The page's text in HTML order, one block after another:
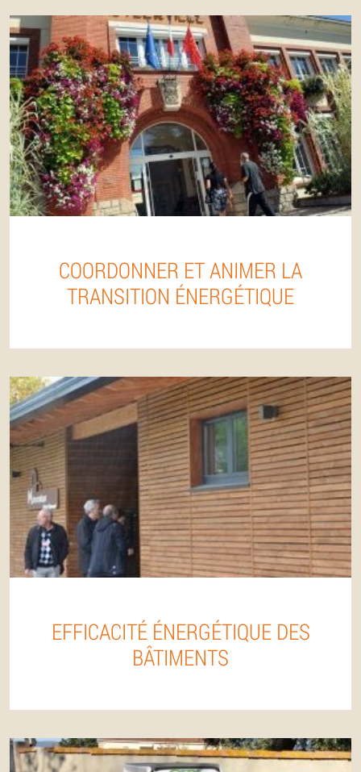
COORDONNER ET ANIMER LA
TRANSITION ÉNERGÉTIQUE
EFFICACITÉ ÉNERGÉTIQUE DES
BÂTIMENTS